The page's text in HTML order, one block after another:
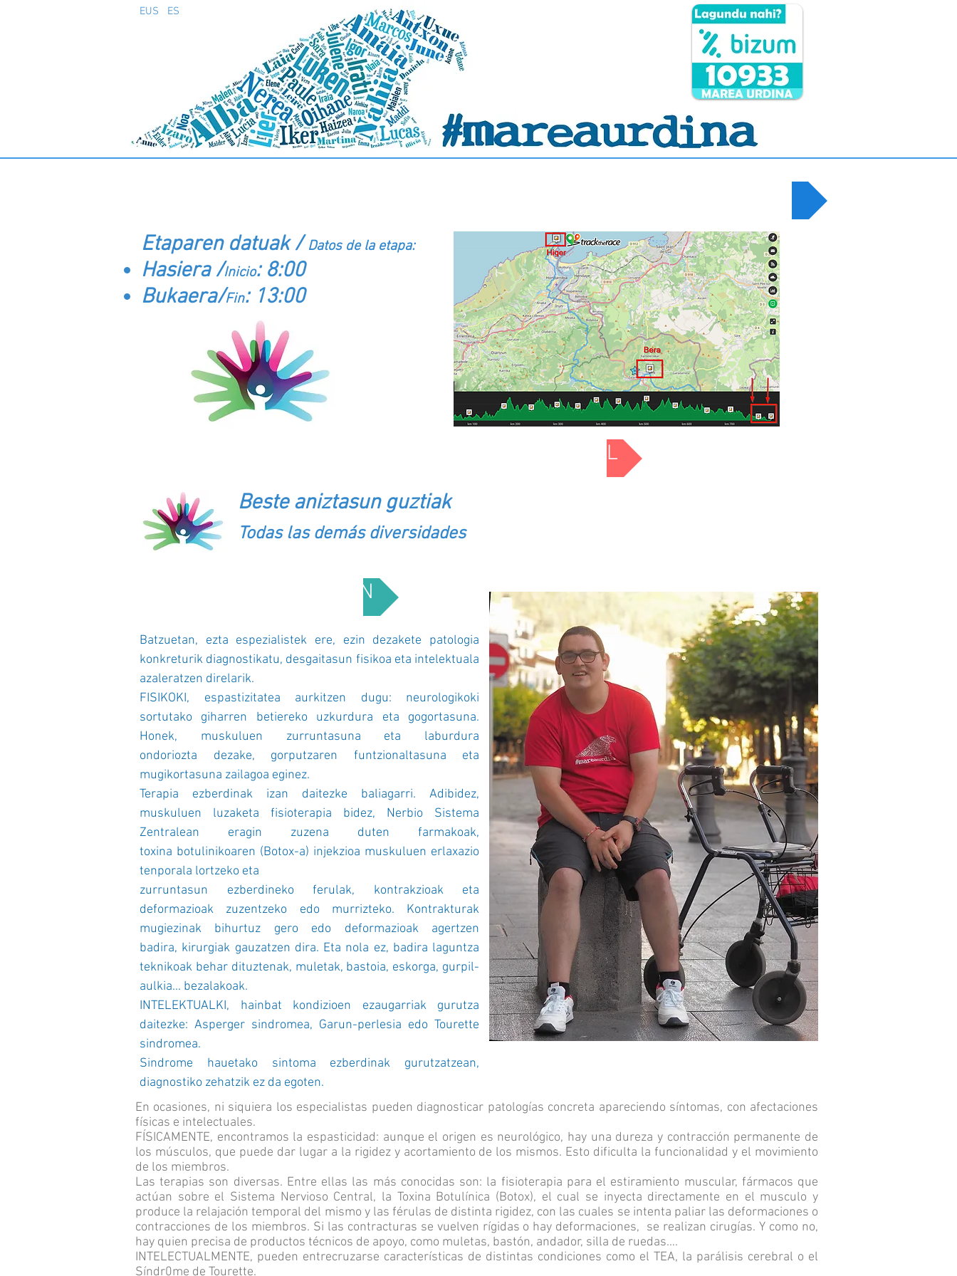
EUS ES
Etaparen datuak /Datos de la etapa:
Hasiera /Inicio: 8:00
Bukaera/Fin: 13:00
ANIZTASUN FUNTZIONALA / DIVERSIDAD FUNCIONAL
Beste aniztasun guztiak
Todas las demás diversidades
AZALPENA / DESCRIPCIÓN
Batzuetan, ezta espezialistek ere, ezin dezakete patologia
konkreturik diagnostikatu, desgaitasun fisikoa eta intelektuala
azaleratzen direlarik.
FISIKOKI, espastizitatea aurkitzen dugu: neurologikoki
sortutako giharren betiereko uzkurdura eta gogortasuna.
Honek, muskuluen zurruntasuna eta laburdura
ondoriozta dezake, gorputzaren funtzionaltasuna eta
mugikortasuna zailagoa eginez.
Terapia ezberdinak izan daitezke baliagarri. Adibidez,
muskuluen luzaketa fisioterapia bidez, Nerbio Sistema
Zentralean eragin zuzena duten farmakoak,
toxina botulinikoaren (Botox-a) injekzioa muskuluen erlaxazio
tenporala lortzeko eta
zurruntasun ezberdineko ferulak, kontrakzioak eta
deformazioak zuzentzeko edo murrizteko. Kontrakturak
mugiezinak bihurtuz gero edo deformazioak agertzen
badira, kirurgiak gauzatzen dira. Eta nola ez, badira laguntza
teknikoak behar dituztenak, muletak, bastoia, eskorga, gurpil-
aulkia... bezalakoak.
INTELEKTUALKI, hainbat kondizioen ezaugarriak gurutza
daitezke: Asperger sindromea, Garun-perlesia edo Tourette
sindromea.
Sindrome hauetako sintoma ezberdinak gurutzatzean,
diagnostiko zehatzik ez da egoten.
En ocasiones, ni siquiera los especialistas pueden diagnosticar patologías concreta apareciendo síntomas, con afectaciones
físicas e intelectuales.
FÍSICAMENTE, encontramos la espasticidad: aunque el origen es neurológico, hay una dureza y contracción permanente de
los músculos, que puede dar lugar a la rigidez y acortamiento de los mismos. Esto dificulta la funcionalidad y el movimiento
de los miembros.
Las terapias son diversas. Entre ellas las más conocidas son: la fisioterapia para el estiramiento muscular, fármacos que
actúan sobre el Sistema Nervioso Central, la Toxina Botulínica (Botox), el cual se inyecta directamente en el musculo y
produce la relajación temporal del mismo y las férulas de distinta rigidez, con las cuales se intenta paliar las deformaciones o
contracciones de los miembros. Si las contracturas se vuelven rígidas o hay deformaciones, se realizan cirugías. Y como no,
hay quien precisa de productos técnicos de apoyo, como muletas, bastón, andador, silla de ruedas….
INTELECTUALMENTE, pueden entrecruzarse características de distintas condiciones como el TEA, la parálisis cerebral o el
Síndr0me de Tourette.